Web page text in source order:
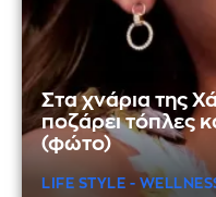
Στα χνάρια της
ποζάρει τόπλες
(φώτο)
LIFE STYLE -